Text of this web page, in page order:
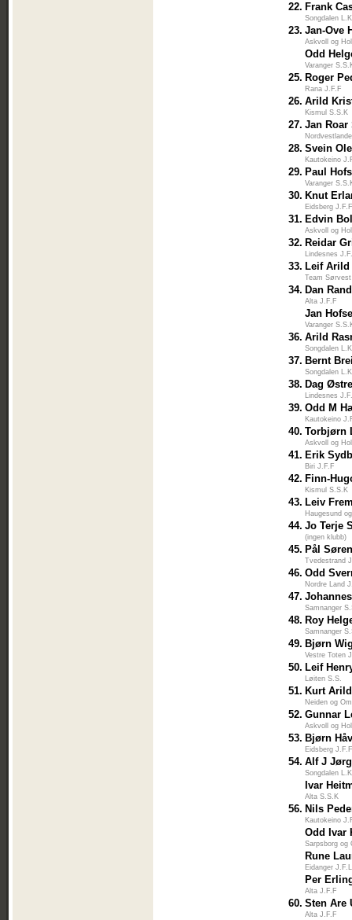
22. Frank
Songdalen
23. Jan-Ove
Askvoll og
Odd
Varanger
25. Roger
Rana J.F.F
26. Arild
Kismul S.S.K
27. Jan Roar
28. Svein
Kautokeino
29. Paul
Varanger
30. Knut
Eidsberg
31. Edvin
Askvoll og
32. Reidar
Lindesnes
33. Leif
Team Sørvest
34. Dan
Alta J.F.F
Jan
Varanger
36. Arild
Songdalen
37. Bernt
Songdalen
38. Dag
Lindesnes
39. Odd M
Kautokeino
40. Torbjørn
Askvoll og
41. Erik
Biri J.F.F
42. Finn-
Kismul S.S.K
43. Leiv
Haugesund
44. Jo Terje
(ingen klubb)
45. Pål
Tvedestrand
46. Odd
Nordre Land
47.
Samnanger
48. Roy
Samnanger
49. Bjørn
Vestre Toten
50. Leif
Løiten S.S.
51. Kurt
Neiden og
52. Gunnar
Askvoll og
53. Bjørn
Eidsberg
54. Alf J
Songdalen
Ivar
Alta S.S.K
56. Nils
Kautokeino
Odd Ivar
Sarpsborg og
Rune
Eidanger J.F.L
Per
Alta J.F.F
60. Sten Are
Alta J.F.F